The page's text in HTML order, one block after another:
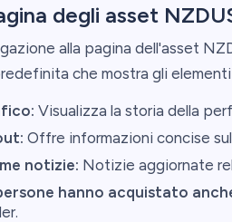
degli asset
alla pagina dell'asset
che mostra gli
Visualizza la storia della
Offre informazioni concise
notizie: Notizie aggiornate
hanno acquistato